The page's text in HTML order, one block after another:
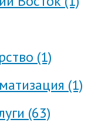
(1)
(1)
(63)